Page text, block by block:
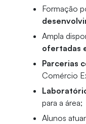
Formação
Ampla
ofertadas
Parcerias
Comércio
para a área;
Alunos